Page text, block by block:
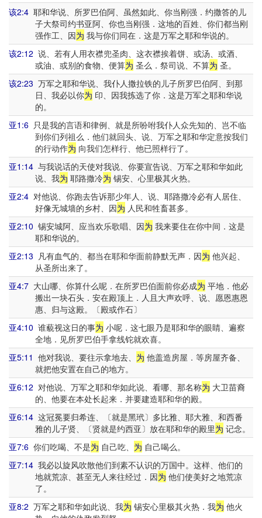
该2:4 耶和华说、所罗巴伯阿、虽然如此、你当刚强．约撒答的儿
子大祭司约书亚阿、你也当刚强．这地的百姓、你们都当刚
强作工、因为 我与你们同在．这是万军之耶和华说的。
该2:12 说、若有人用衣襟兜圣肉、这衣襟挨着饼、或汤、或酒、
或油、或别的食物、便算为 圣么．祭司说、不算为 圣。
该2:23 万军之耶和华说、我仆人撒拉铁的儿子所罗巴伯阿、到那
日、我必以你为 印、因我拣选了你．这是万军之耶和华说
的。
亚1:6 只是我的言语和律例、就是所吩咐我仆人众先知的、岂不临
到你们列祖么．他们就回头、说、万军之耶和华定意按我们
的行动作为 向我们怎样行、他已照样行了。
亚1:14 与我说话的天使对我说、你要宣告说、万军之耶和华如此
说、我为 耶路撒冷为 锡安、心里极其火热。
亚2:4 对他说、你跑去告诉那少年人、说、耶路撒冷必有人居住、
好像无城墙的乡村、因为 人民和牲畜甚多。
亚2:10 锡安城阿、应当欢乐歌唱、因为 我来要住在你中间．这是
耶和华说的。
亚2:13 凡有血气的、都当在耶和华面前静默无声．因为 他兴起、
从圣所出来了。
亚4:7 大山哪、你算什么呢．在所罗巴伯面前你必成为 平地．他必
搬出一块石头．安在殿顶上．人且大声欢呼、说、愿恩惠恩
惠、归与这殿。〔殿或作石〕
亚4:10 谁藐视这日的事为 小呢．这七眼乃是耶和华的眼睛、遍察
全地．见所罗巴伯手拿线铊就欢喜。
亚5:11 他对我说、要往示拿地去、 为 他盖造房屋．等房屋齐备、
就把他安置在自己的地方。
亚6:12 对他说、万军之耶和华如此说、看哪、那名称为 大卫苗裔
的、他要在本处长起来．并要建造耶和华的殿。
亚6:14 这冠冕要归希连、〔就是黑玳〕多比雅、耶大雅、和西番
雅的儿子贤、〔贤就是约西亚〕放在耶和华的殿里为 记念。
亚7:6 你们吃喝、不是为 自己吃、 为 自己喝么。
亚7:14 我必以旋风吹散他们到素不认识的万国中。这样、他们的
地就荒凉、甚至无人来往经过．因为 他们使美好之地荒凉
了。
亚8:2 万军之耶和华如此说、我为 锡安心里极其火热．我为 他火